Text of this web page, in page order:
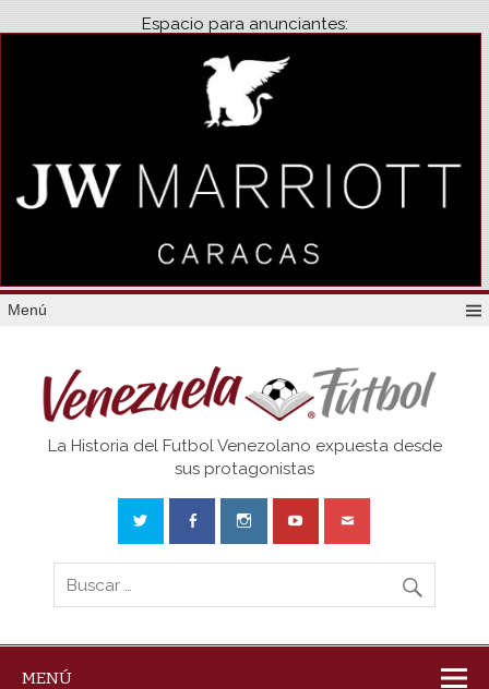
Espacio para anunciantes:
Menú
Venezuela
La Historia del Futbol Venezolano expuesta desde
sus protagonistas
MENÚ